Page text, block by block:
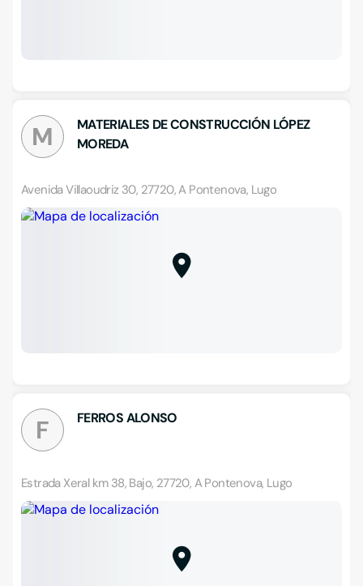
M
MATERIALES DE CONSTRUCCIÓN LÓPEZ
MOREDA
Avenida Villaoudriz 30, 27720, A Pontenova, Lugo
F FERROS ALONSO
Estrada Xeral km 38, Bajo, 27720, A Pontenova, Lugo